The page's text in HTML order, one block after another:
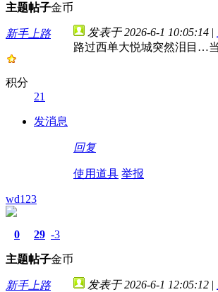
主题帖子金币
新手上路
积分
21
发消息
发表于 2026-6-1 10:05:14 |
路过西单大悦城突然泪目…
回复
使用道具 举报
wd123
0
主题
29
帖子
-3
金币
新手上路 发表于 2026-6-1 12:05:12 |